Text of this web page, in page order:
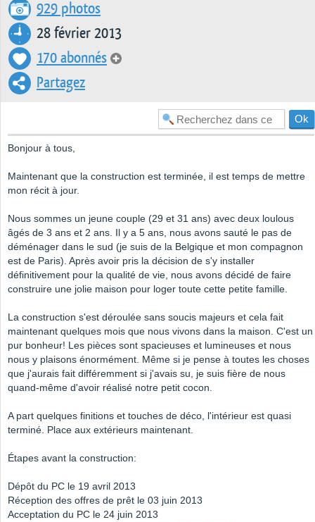
929 photos
28 février 2013
170 abonnés
Partagez
Bonjour à tous,
Maintenant que la construction est terminée, il est temps de mettre
mon récit à jour.
Nous sommes un jeune couple (29 et 31 ans) avec deux loulous
âgés de 3 ans et 2 ans. Il y a 5 ans, nous avons sauté le pas de
déménager dans le sud (je suis de la Belgique et mon compagnon
est de Paris). Après avoir pris la décision de s'y installer
définitivement pour la qualité de vie, nous avons décidé de faire
construire une jolie maison pour loger toute cette petite famille.
La construction s'est déroulée sans soucis majeurs et cela fait
maintenant quelques mois que nous vivons dans la maison. C'est un
pur bonheur! Les pièces sont spacieuses et lumineuses et nous
nous y plaisons énormément. Même si je pense à toutes les choses
que j'aurais fait différemment si j'avais su, je suis fière de nous
quand-même d'avoir réalisé notre petit cocon.
A part quelques finitions et touches de déco, l'intérieur est quasi
terminé. Place aux extérieurs maintenant.
Étapes avant la construction:
Dépôt du PC le 19 avril 2013
Réception des offres de prêt le 03 juin 2013
Acceptation du PC le 24 juin 2013